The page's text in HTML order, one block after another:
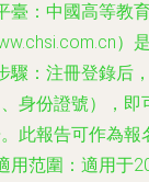
臺 ：中國高等教
）
驟 ：注冊登錄后
身份證號），即
此報告可作為報
用范圍 ：適用于